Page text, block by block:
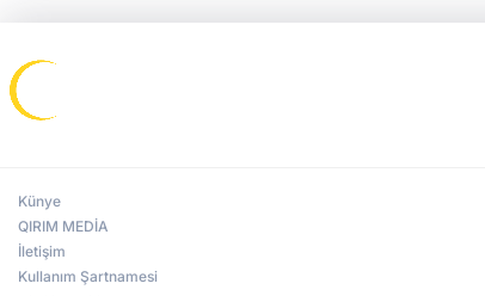
Künye
QIRIM MEDİA
İletişim
Kullanım Şartnamesi